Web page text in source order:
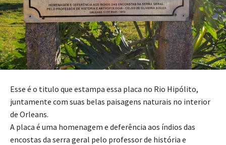
Esse é o titulo que estampa essa placa no Rio Hipólito,
juntamente com suas belas paisagens naturais no interior
de Orleans.
A placa é uma homenagem e deferência aos índios das
encostas da serra geral pelo professor de história e